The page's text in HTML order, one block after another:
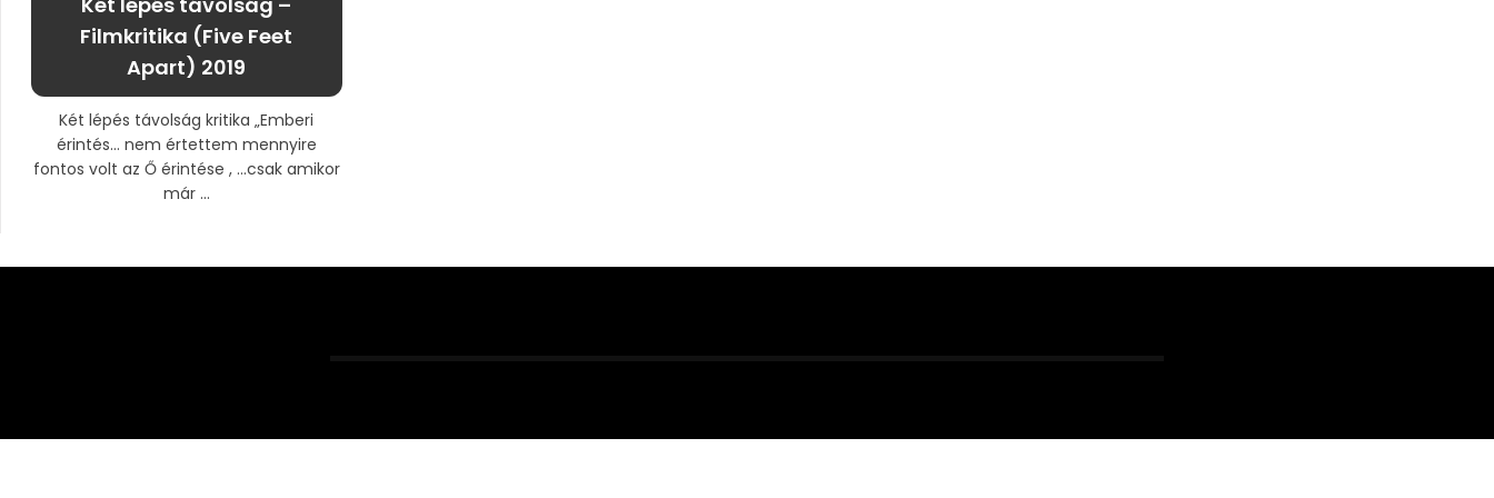
Filmkritika (Five Feet
Apart) 2019
Két lépés távolság kritika „Emberi
érintés… nem értettem mennyire
fontos volt az Ő érintése , …csak amikor
már ...